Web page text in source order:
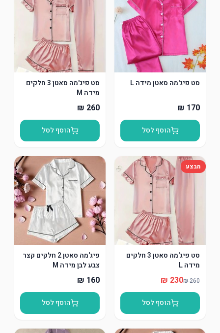
סט פיג'מה סאטן מידה L
הוסף לסל
סט פיג'מה סאטן 3 חלקים
מידה M
הוסף לסל
מבצע
סט פיג'מה סאטן 3 חלקים
מידה L
הוסף לסל
פיג'מה סאטן 2 חלקים קצר
צבע לבן מידה M
הוסף לסל